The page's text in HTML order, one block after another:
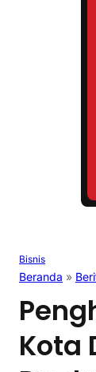
Bisnis
Beranda »
Kota